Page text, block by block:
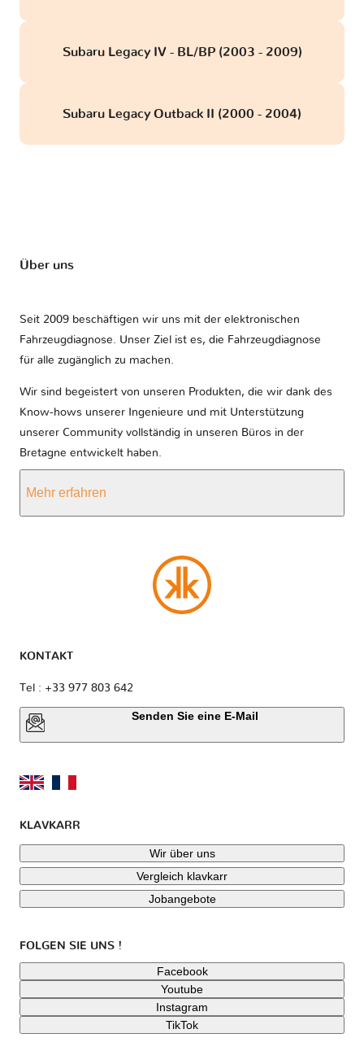
Subaru Legacy IV - BL/BP (2003 - 2009)
Subaru Legacy Outback II (2000 - 2004)
Über uns
Seit 2009 beschäftigen wir uns mit der elektronischen
Fahrzeugdiagnose. Unser Ziel ist es, die Fahrzeugdiagnose
für alle zugänglich zu machen.
Wir sind begeistert von unseren Produkten, die wir dank des
Know-hows unserer Ingenieure und mit Unterstützung
unserer Community vollständig in unseren Büros in der
Bretagne entwickelt haben.
Mehr erfahren
KONTAKT
Tel : +33 977 803 642
Senden Sie eine E-Mail
KLAVKARR
Wir über uns
Vergleich klavkarr
Jobangebote
FOLGEN SIE UNS !
Facebook
Youtube
Instagram
TikTok